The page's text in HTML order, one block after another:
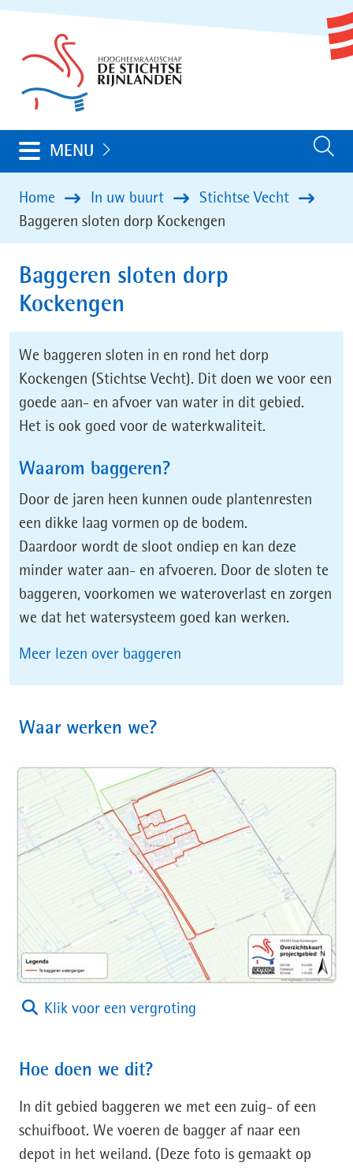
MENU Uitklappen Zoeken
Home In uw buurt
Stichtse Vecht
Baggeren sloten dorp Kockengen
Baggeren sloten dorp
Kockengen
We baggeren sloten in en rond het dorp
Kockengen (Stichtse Vecht). Dit doen we voor een
goede aan- en afvoer van water in dit gebied.
Het is ook goed voor de waterkwaliteit.
Waarom baggeren?
Door de jaren heen kunnen oude plantenresten
een dikke laag vormen op de bodem.
Daardoor wordt de sloot ondiep en kan deze
minder water aan- en afvoeren. Door de sloten te
baggeren, voorkomen we wateroverlast en zorgen
we dat het watersysteem goed kan werken.
Meer lezen over baggeren
Waar werken we?
Klik voor een vergroting
Hoe doen we dit?
In dit gebied baggeren we met een zuig- of een
schuifboot. We voeren de bagger af naar een
depot in het weiland. (Deze foto is gemaakt op